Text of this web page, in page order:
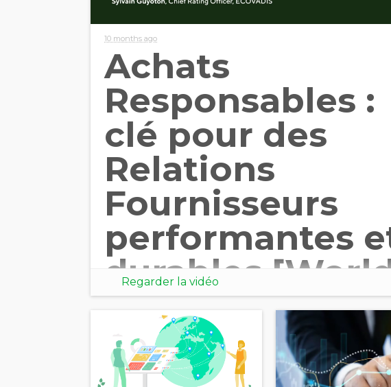
10 months ago
Achats
Responsables :
clé pour des
Relations
Fournisseurs
performantes
durables
Tour 2025]
Regarder la vidéo